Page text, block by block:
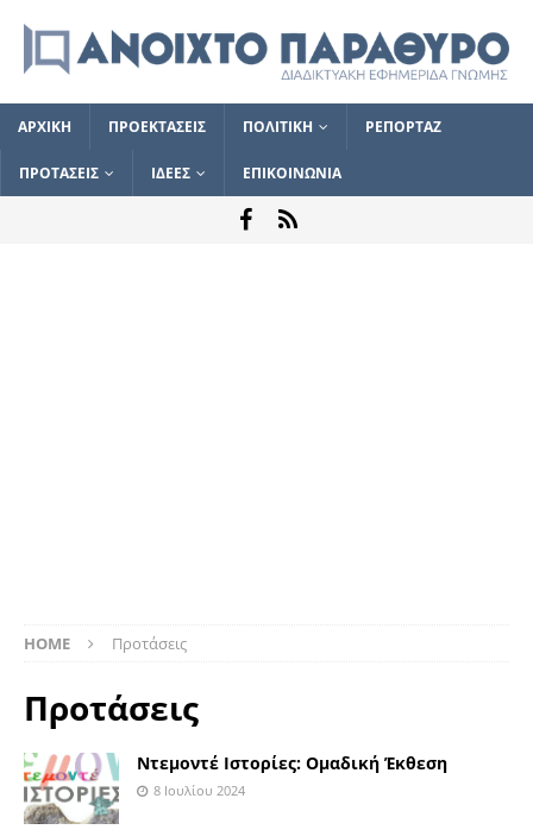
ΑΡΧΙΚΗ ΠΡΟΕΚΤΑΣΕΙΣ ΠΟΛΙΤΙΚΗ ΡΕΠΟΡΤΑΖ
ΠΡΟΤΑΣΕΙΣ ΙΔΕΕΣ ΕΠΙΚΟΙΝΩΝΙΑ
HOME Προτάσεις
Προτάσεις
Ντεμοντέ Ιστορίες: Ομαδική Έκθεση
8 Ιουλίου 2024